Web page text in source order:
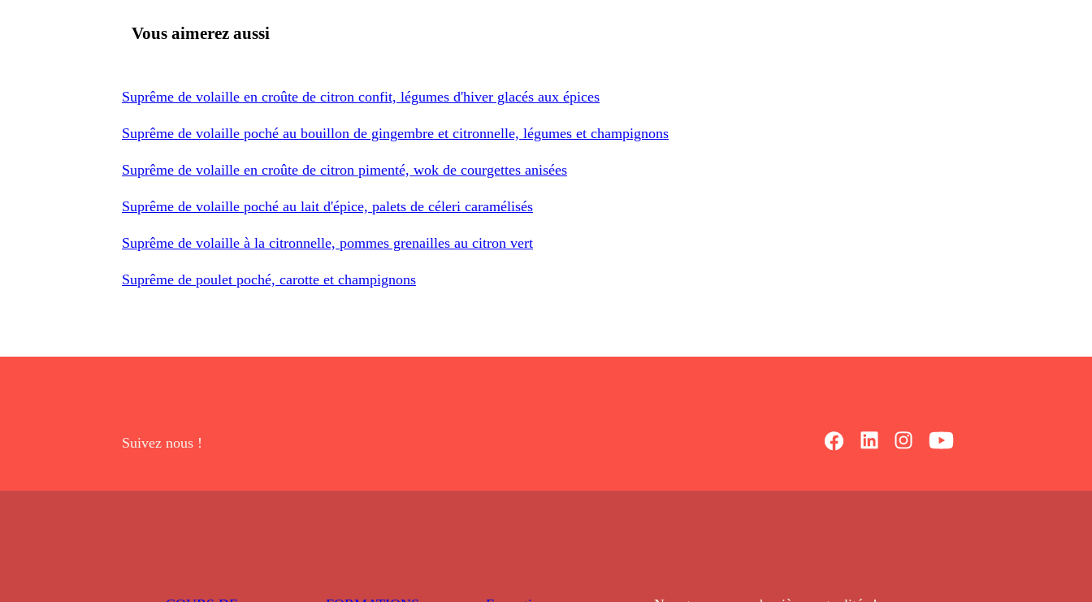
Vous aimerez aussi
Suprême de volaille en croûte de citron confit, légumes d'hiver glacés aux épices
Suprême de volaille poché au bouillon de gingembre et citronnelle, légumes et champignons
Suprême de volaille en croûte de citron pimenté, wok de courgettes anisées
Suprême de volaille poché au lait d'épice, palets de céleri caramélisés
Suprême de volaille à la citronnelle, pommes grenailles au citron vert
Suprême de poulet poché, carotte et champignons
Suivez nous !